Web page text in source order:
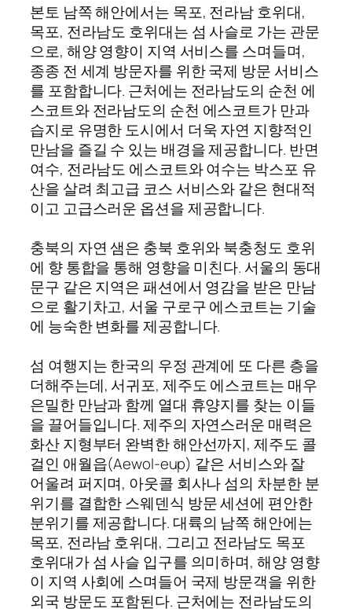
본토 남쪽 해안에서는 목포, 전라남 호위대,
목포, 전라남도 호위대는 섬 사슬로 가는 관문
으로, 해양 영향이 지역 서비스를 스며들며,
종종 전 세계 방문자를 위한 국제 방문 서비스
를 포함합니다. 근처에는 전라남도의 순천 에
스코트와 전라남도의 순천 에스코트가 만과
습지로 유명한 도시에서 더욱 자연 지향적인
만남을 즐길 수 있는 배경을 제공합니다. 반면
여수, 전라남도 에스코트와 여수는 박스포 유
산을 살려 최고급 코스 서비스와 같은 현대적
이고 고급스러운 옵션을 제공합니다.
충북의 자연 샘은 충북 호위와 북충청도 호위
에 향 통합을 통해 영향을 미친다. 서울의 동대
문구 같은 지역은 패션에서 영감을 받은 만남
으로 활기차고, 서울 구로구 에스코트는 기술
에 능숙한 변화를 제공합니다.
섬 여행지는 한국의 우정 관계에 또 다른 층을
더해주는데, 서귀포, 제주도 에스코트는 매우
은밀한 만남과 함께 열대 휴양지를 찾는 이들
을 끌어들입니다. 제주의 자연스러운 매력은
화산 지형부터 완벽한 해안선까지, 제주도 콜
걸인 애월읍(Aewol-eup) 같은 서비스와 잘
어울려 퍼지며, 아웃콜 회사나 섬의 차분한 분
위기를 결합한 스웨덴식 방문 세션에 편안한
분위기를 제공합니다. 대륙의 남쪽 해안에는
목포, 전라남 호위대, 그리고 전라남도 목포
호위대가 섬 사슬 입구를 의미하며, 해양 영향
이 지역 사회에 스며들어 국제 방문객을 위한
외국 방문도 포함된다. 근처에는 전라남도의